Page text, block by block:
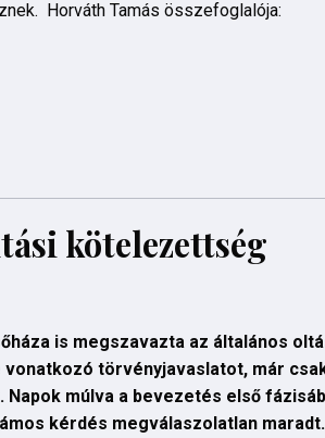
Horváth Tamás összefoglalója:
kötelezettség
is megszavazta az általános
törvényjavaslatot, már
Napok múlva a bevezetés első
kérdés megválaszolatlan